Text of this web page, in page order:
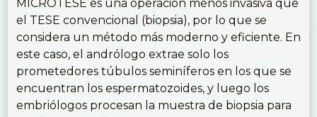
MICROTESE es una operación menos invasiva que
el TESE convencional (biopsia), por lo que se
considera un método más moderno y eficiente. En
este caso, el andrólogo extrae solo los
prometedores túbulos seminíferos en los que se
encuentran los espermatozoides, y luego los
embriólogos procesan la muestra de biopsia para